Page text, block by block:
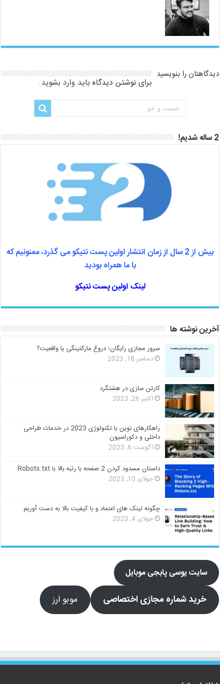
دیدگاهتان را بنویسید
برای نوشتن دیدگاه باید وارد بشوید.
2 ساله شدیم!
بیش از 2 سال از زمان انتشار اولین پست نتیکو می گذرد، ممنونیم که
با ما همراه بودید
لینک اولین پست نتیکو
آخرین نوشته ها
سرور مجازی رایگان؛ دروغ مارکتینگی یا واقعیت؟
دسامبر 18, 2023
کارتن سازی در هشتگرد
اکتبر 26, 2023
راهکارهای نوین با تکنولوژی 2023 در خدمات طراحی
داخلی و دکوراسیون
آگوست 6, 2023
داستان مسدود کردن 2 صفحه با رتبه بالا با Robots.txt
جولای 10, 2023
چگونه لینک های اعتماد و با کیفیت بالا به دست آوریم
جولای 4, 2023
سایت یوسی پابجی موبایل
خرید شماره مجازی اختصاصی موبو ارز